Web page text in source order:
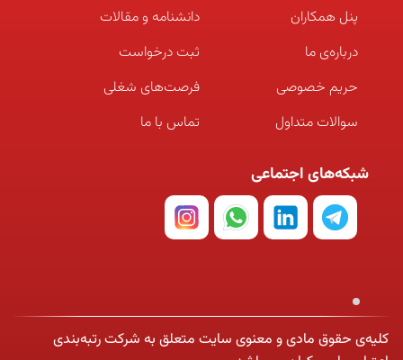
پنل همکاران
درباره‌ی ما
حریم خصوصی
سوالات متداول
دانشنامه و مقالات
ثبت درخواست
فرصت‌های شغلی
تماس با ما
شبکه‌های اجتماعی
کلیه‌ی حقوق مادی و معنوی سایت متعلق به شرکت رتبه‌بندی